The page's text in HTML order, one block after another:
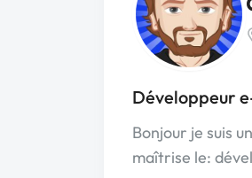
Développeur
Bonjour je suis
maîtrise le: